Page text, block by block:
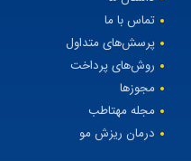
تماس با ما
پرسش‌های متداول
روش‌های پرداخت
مجوزها
مجله مهتاطب
درمان ریزش مو